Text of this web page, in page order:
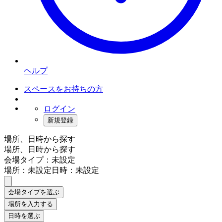
ヘルプ
スペースをお持ちの方
ログイン
新規登録
場所、日時から探す
場所、日時から探す
会場タイプ：未設定
場所：未設定日時：未設定
会場タイプを選ぶ
場所を入力する
日時を選ぶ